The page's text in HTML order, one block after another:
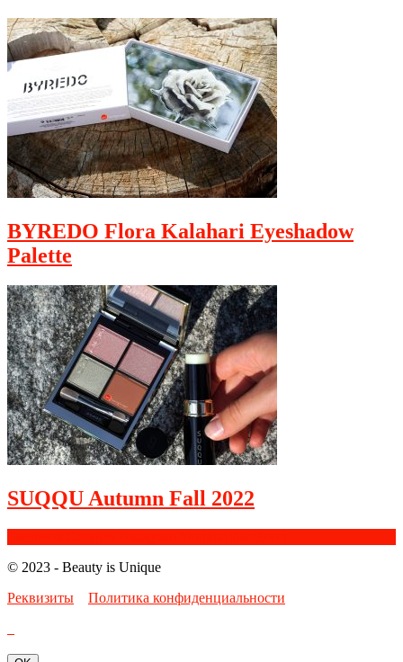
BYREDO Flora Kalahari Eyeshadow
Palette
SUQQU Autumn Fall 2022
© 2023 - Beauty is Unique
Реквизиты
Политика конфиденциальности